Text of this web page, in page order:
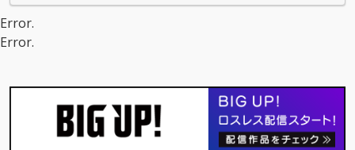
Error.
Error.